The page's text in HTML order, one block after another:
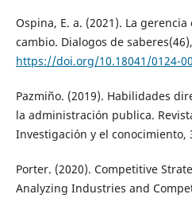
Ospina, E. a. (2021). La
cambio. Dialogos de
https://doi.org/10.18041/0124-
Pazmiño. (2019). Habilidades
la administración publica.
Investigación y el conocimiento,
Porter. (2020). Competitive
Analyzing Industries and